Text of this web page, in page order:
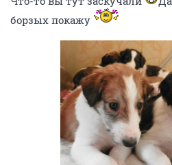
борзых покажу